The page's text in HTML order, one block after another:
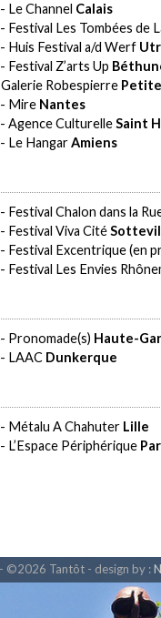
- Le Channel Calais
- Festival Les Tombées de
- Huis Festival a/d Werf
- Festival Z’arts Up
Galerie Robespierre
- Mire Nantes
- Agence CulturelleSaint
- Le HangarAmiens
- Festival Chalon dans la
- Festival Viva Cité
- Festival Excentrique (en
- Festival Les Envies
- Pronomade(s) Haute-
- LAAC Dunkerque
- Métalu A Chahuter Lille
- L’Espace Périphérique
©2026 Tantôt - design by :